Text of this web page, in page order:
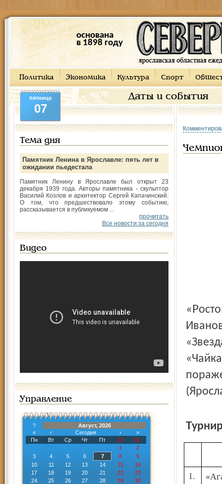
основана
в 1898 году
Политика Экономика Культура Спорт
Даты и события
пятница
07
Тема дня
Памятник Ленина в Ярославле: пять лет в
ожидании пьедестала
Памятник Ленину в Ярославле был открыт 23
декабря 1939 года. Авторы памятника - скульптор
Василий Козлов и архитектор Сергей Капачинский.
О том, что предшествовало этому событию,
рассказывается в публикуемом ...
прочитать
Все новости за сегодня
Видео
Управление
?
Август, 2026
«
‹ Сегодня ›
»
Пн
Вт Ср Чт Пт Сб
Вс
1
2
3
4 5 6 7 8
9
10
11 12 13 14 15
16
17
18 19 20 21 22
23
24
25 26 27 28 29
30
«Ростов Великий» – «Переславль» – 3:2 (Бедерин – 2,
1.